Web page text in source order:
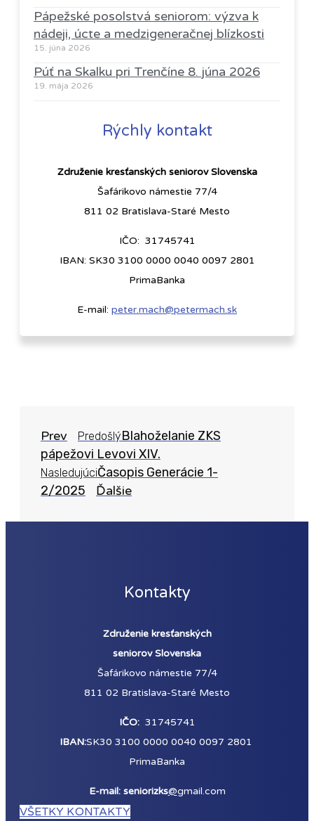
Pápežské posolstvá seniorom: výzva k
nádeji, úcte a medzigeneračnej blízkosti
15. júna 2026
Púť na Skalku pri Trenčíne 8. júna 2026
19. mája 2026
Rýchly kontakt
Združenie kresťanských seniorov Slovenska
Šafárikovo námestie 77/4
811 02 Bratislava-Staré Mesto
IČO: 31745741
IBAN: SK30 3100 0000 0040 0097 2801
PrimaBanka
E-mail: peter.mach@petermach.sk
Prev PredošlýBlahoželanie ZKS
pápežovi Levovi XIV.
NasledujúciČasopis Generácie 1-
2/2025
Ďalšie
Kontakty
Združenie kresťanských
seniorov Slovenska
Šafárikovo námestie 77/4
811 02 Bratislava-Staré Mesto
IČO:31745741
IBAN:SK30 3100 0000 0040 0097 2801
PrimaBanka
E-mail: seniorizks@gmail.com
VŠETKY KONTAKTY